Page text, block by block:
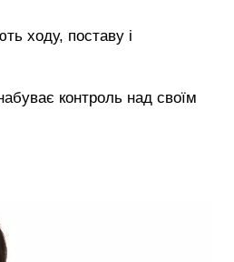
ходу, поставу і
контроль над своїм